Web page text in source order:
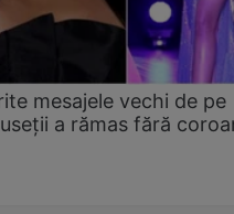
mesajele vechi de pe
a rămas fără